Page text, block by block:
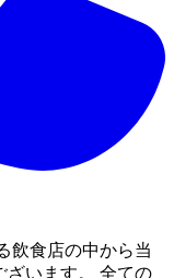
飲食店の中から当
ざいます。 全ての